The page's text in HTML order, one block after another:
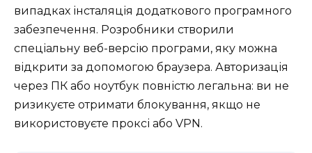
випадках інсталяція додаткового програмного
забезпечення. Розробники створили
спеціальну веб-версію програми, яку можна
відкрити за допомогою браузера. Авторизація
через ПК або ноутбук повністю легальна: ви не
ризикуєте отримати блокування, якщо не
використовуєте проксі або VPN.